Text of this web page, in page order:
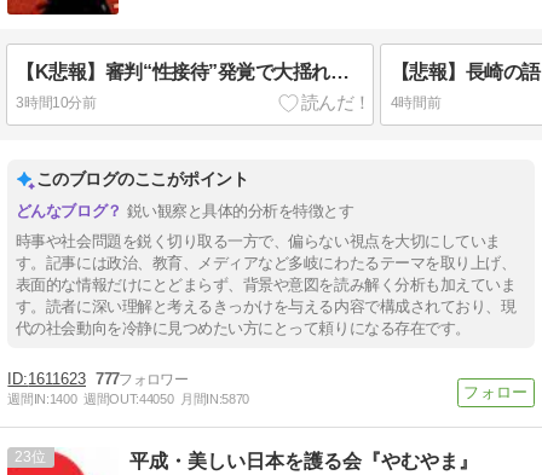
【K悲報】審判“性接待”発覚で大揺れの韓国サッカー協会、当然『あの大会』についても疑われてしまう…
3時間10分前 4時間前
このブログのここがポイント
鋭い観察と具体的分析を特徴とす
時事や社会問題を鋭く切り取る一方で、偏らない視点を大切にしていま
す。記事には政治、教育、メディアなど多岐にわたるテーマを取り上げ、
表面的な情報だけにとどまらず、背景や意図を読み解く分析も加えていま
す。読者に深い理解と考えるきっかけを与える内容で構成されており、現
代の社会動向を冷静に見つめたい方にとって頼りになる存在です。
1611623 777
週間IN:1400 週間OUT:44050 月間IN:5870
23 平成・美しい日本を護る会『やむやま』